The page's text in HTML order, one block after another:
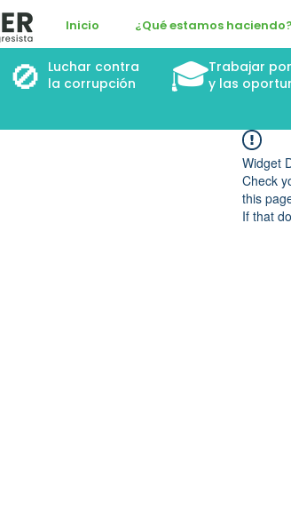
Inicio ¿Qué estamos haciendo?
🚫 Luchar contra
la corrupción
🎓Trabajar
y las
Widget
Check
this
If that